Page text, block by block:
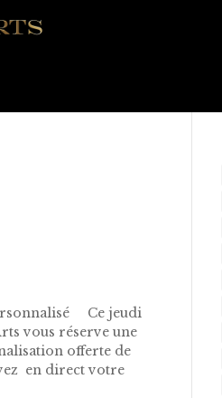
Ce jeudi
vous réserve une
offerte de
en direct votre